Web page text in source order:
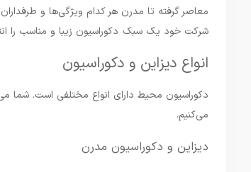
معاصر گرفته تا مدرن هر کدام ویژگی‌ها و
شرکت خود یک سبک دکوراسیون زیبا و مناسب را
انواع دیزاین و دکوراسیون
دکوراسیون محیط دارای انواع مختلفی است‌. شما
می‌کنیم.
دیزاین و دکوراسیون مدرن